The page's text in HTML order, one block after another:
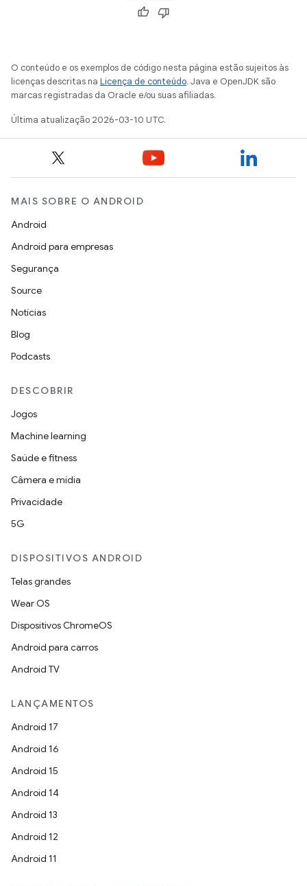
O conteúdo e os exemplos de código nesta página estão sujeitos às
licenças descritas na Licença de conteúdo. Java e OpenJDK são
marcas registradas da Oracle e/ou suas afiliadas.
Última atualização 2026-03-10 UTC.
MAIS SOBRE O ANDROID
Android
Android para empresas
Segurança
Source
Notícias
Blog
Podcasts
DESCOBRIR
Jogos
Machine learning
Saúde e fitness
Câmera e mídia
Privacidade
5G
DISPOSITIVOS ANDROID
Telas grandes
Wear OS
Dispositivos ChromeOS
Android para carros
Android TV
LANÇAMENTOS
Android 17
Android 16
Android 15
Android 14
Android 13
Android 12
Android 11